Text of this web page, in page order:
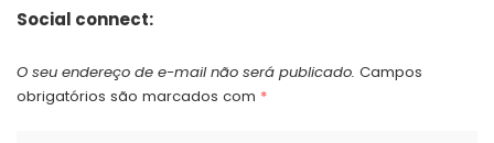
Social connect:
O seu endereço de e-mail não será publicado. Campos
obrigatórios são marcados com *